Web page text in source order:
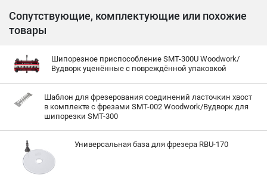
Сопутствующие, комплектующие или похожие
товары
Шипорезное приспособление SMT-300U Woodwork/
Вудворк уценённые с повреждённой упаковкой
Шаблон для фрезерования соединений ласточкин хвост
в комплекте с фрезами SMT-002 Woodwork/Вудворк для
шипорезки SMT-300
Универсальная база для фрезера RBU-170